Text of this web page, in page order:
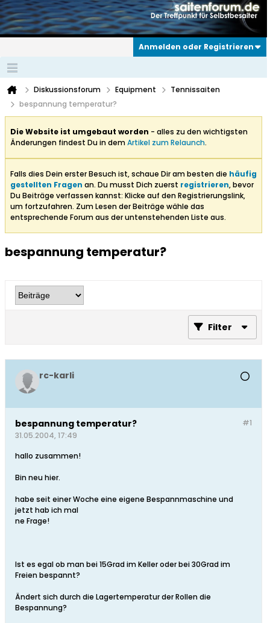
Anmelden oder Registrieren
Diskussionsforum Equipment
Tennissaiten
bespannung temperatur?
Die Website ist umgebaut worden - alles zu den wichtigsten
Änderungen findest Du in demArtikel zum Relaunch.
Falls dies Dein erster Besuch ist, schaue Dir am besten die häufig
gestellten Fragen an. Du musst Dich zuerst registrieren, bevor
Du Beiträge verfassen kannst: Klicke auf den Registrierungslink,
um fortzufahren. Zum Lesen der Beiträge wähle das
entsprechende Forum aus der untenstehenden Liste aus.
bespannung temperatur?
Filter
rc-karli
#1
bespannung temperatur?
31.05.2004, 17:49
hallo zusammen!
Bin neu hier.
habe seit einer Woche eine eigene Bespannmaschine und
jetzt hab ich mal
ne Frage!
Ist es egal ob man bei 15Grad im Keller oder bei 30Grad im
Freien bespannt?
Ändert sich durch die Lagertemperatur der Rollen die
Bespannung?